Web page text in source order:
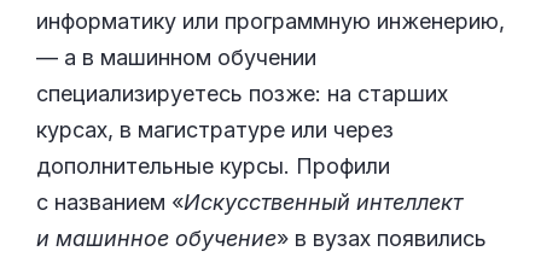
информатику или программную инженерию,
— а в машинном обучении
специализируетесь позже: на старших
курсах, в магистратуре или через
дополнительные курсы. Профили
с названием «Искусственный интеллект
и машинное обучение» в вузах появились